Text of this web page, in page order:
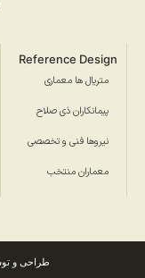
Reference Design
متریال ها معماری
پیمانکاران ذی صلاح
نیروها فنی و تخصصی
معماران منتخب
طراحی و